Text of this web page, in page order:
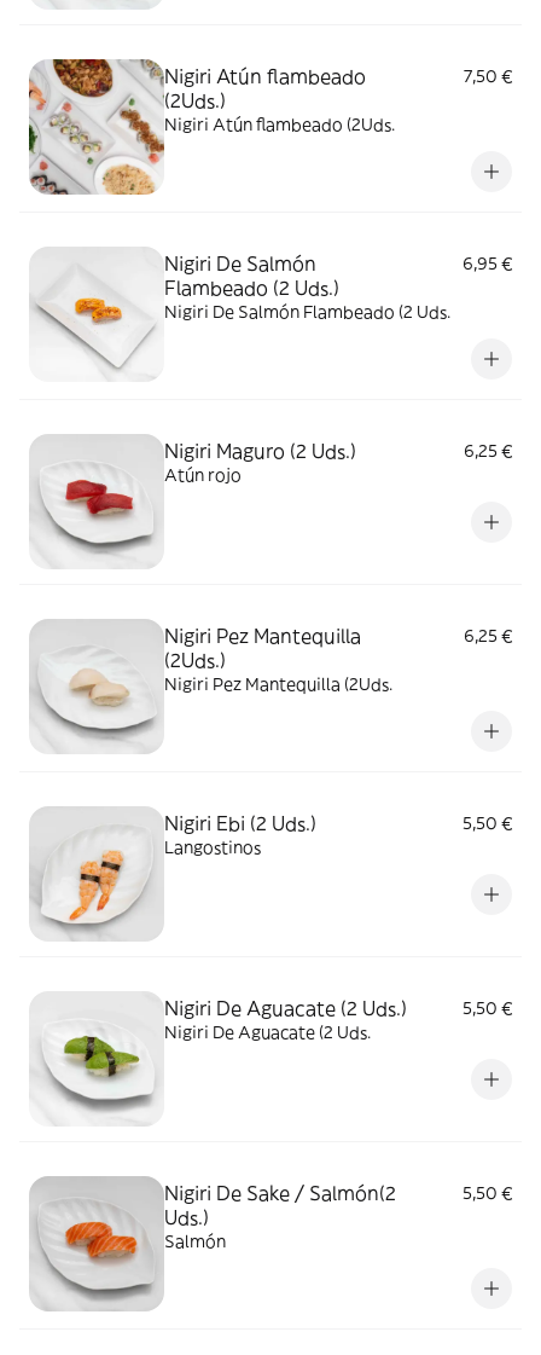
Nigiri Atún flambeado
(2Uds.)
7,50 €
Nigiri Atún flambeado (2Uds.
Nigiri De Salmón
Flambeado (2 Uds.)
6,95 €
Nigiri De Salmón Flambeado (2 Uds.
Nigiri Maguro (2 Uds.)
6,25 €
Atún rojo
Nigiri Pez Mantequilla
(2Uds.)
6,25 €
Nigiri Pez Mantequilla (2Uds.
Nigiri Ebi (2 Uds.)
5,50 €
Langostinos
Nigiri De Aguacate (2 Uds.)
5,50 €
Nigiri De Aguacate (2 Uds.
Nigiri De Sake / Salmón(2
Uds.)
5,50 €
Salmón